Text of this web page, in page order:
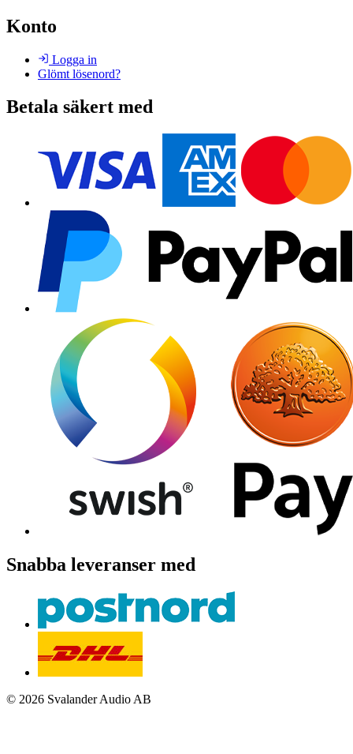
Konto
Logga in
Glömt lösenord?
Betala säkert med
Snabba leveranser med
© 2026 Svalander Audio AB